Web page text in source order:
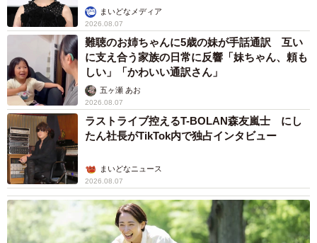
まいどなメディア
2026.08.07
難聴のお姉ちゃんに5歳の妹が手話通訳 互い
に支え合う家族の日常に反響「妹ちゃん、頼も
しい」「かわいい通訳さん」
五ヶ瀬 あお
2026.08.07
ラストライブ控えるT-BOLAN森友嵐士 にし
たん社長がTikTok内で独占インタビュー
まいどなニュース
2026.08.07